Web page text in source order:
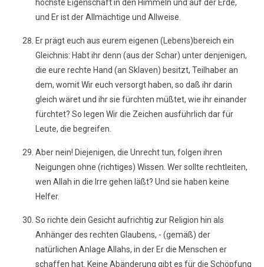
höchste Eigenschaft in den Himmeln und auf der Erde,
und Er ist der Allmächtige und Allweise.
Er prägt euch aus eurem eigenen (Lebens)bereich ein
Gleichnis: Habt ihr denn (aus der Schar) unter denjenigen,
die eure rechte Hand (an Sklaven) besitzt, Teilhaber an
dem, womit Wir euch versorgt haben, so daß ihr darin
gleich wäret und ihr sie fürchten müßtet, wie ihr einander
fürchtet? So legen Wir die Zeichen ausführlich dar für
Leute, die begreifen.
Aber nein! Diejenigen, die Unrecht tun, folgen ihren
Neigungen ohne (richtiges) Wissen. Wer sollte rechtleiten,
wen Allah in die Irre gehen läßt? Und sie haben keine
Helfer.
So richte dein Gesicht aufrichtig zur Religion hin als
Anhänger des rechten Glaubens, - (gemäß) der
natürlichen Anlage Allahs, in der Er die Menschen er
schaffen hat. Keine Abänderung gibt es für die Schöpfung